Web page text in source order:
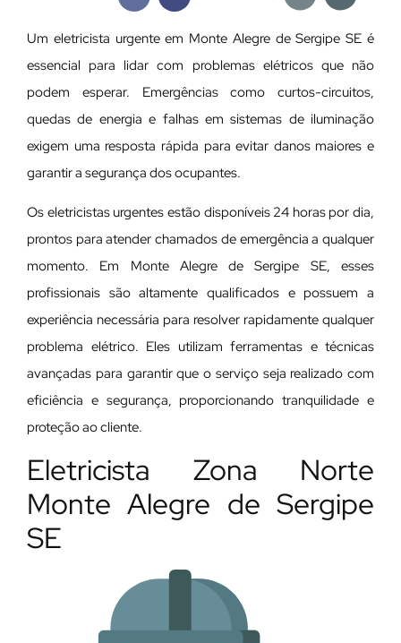
Um eletricista urgente em Monte Alegre de Sergipe SE é
essencial para lidar com problemas elétricos que não
podem esperar. Emergências como curtos-circuitos,
quedas de energia e falhas em sistemas de iluminação
exigem uma resposta rápida para evitar danos maiores e
garantir a segurança dos ocupantes.
Os eletricistas urgentes estão disponíveis 24 horas por dia,
prontos para atender chamados de emergência a qualquer
momento. Em Monte Alegre de Sergipe SE, esses
profissionais são altamente qualificados e possuem a
experiência necessária para resolver rapidamente qualquer
problema elétrico. Eles utilizam ferramentas e técnicas
avançadas para garantir que o serviço seja realizado com
eficiência e segurança, proporcionando tranquilidade e
proteção ao cliente.
Eletricista Zona Norte
Monte Alegre de Sergipe
SE